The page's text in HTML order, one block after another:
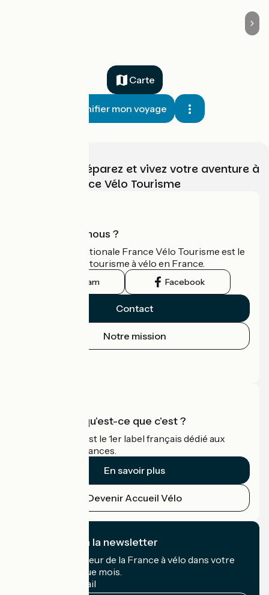
Carte
Planifier mon voyage
Choisissez, préparez et vivez votre aventure à
vélo avec France Vélo Tourisme
Qui sommes-nous ?
L'association nationale France Vélo Tourisme est le
guide officiel du tourisme à vélo en France.
Instagram Facebook
Contact
Notre mission
Accueil Vélo qu'est-ce que c'est ?
Accueil Vélo c'est le 1er label français dédié aux
cyclistes en vacances.
En savoir plus
Devenir Accueil Vélo
Je m'abonne à la newsletter
Recevez le meilleur de la France à vélo dans votre
boîte mail chaque mois.
Mon adresse mail